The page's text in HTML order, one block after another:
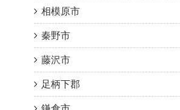
相模原市
秦野市
藤沢市
足柄下郡